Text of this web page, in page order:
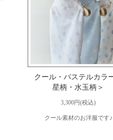
クール・パステルカラ
星柄・水玉柄＞
3,300円(税込)
クール素材のお洋服です♪